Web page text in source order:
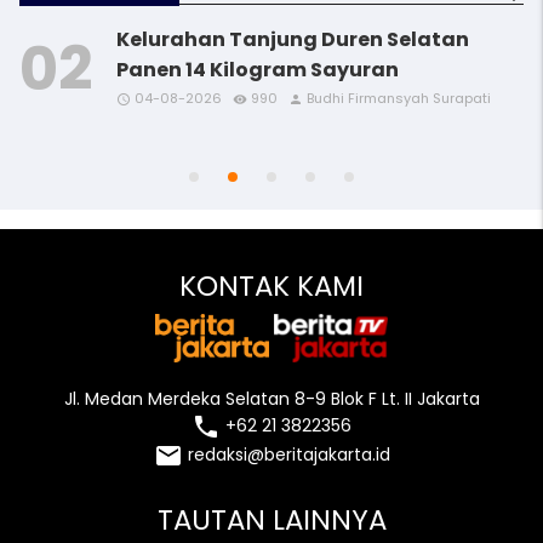
access_time remove_red_eye person
Kelurahan Tanjung Duren Selatan
Panen 14 Kilogram Sayuran
access_time 04-08-2026 remove_red_eye 990 person Budhi Firmansyah Surapati
access_time remove_red_eye person
access_time remove_red_eye person
KONTAK KAMI
Jl. Medan Merdeka Selatan 8-9 Blok F Lt. II Jakarta
local_phone +62 21 3822356
email redaksi@beritajakarta.id
TAUTAN LAINNYA